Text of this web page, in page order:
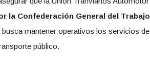
la Confederación General del Trabajo
mantener operativos los servicios de
público.